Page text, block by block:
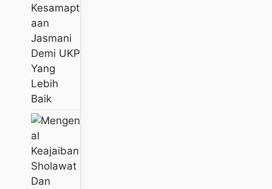
Kesamapt
Aan
Jasmani
Demi UKP
Yang
Lebih
Baik